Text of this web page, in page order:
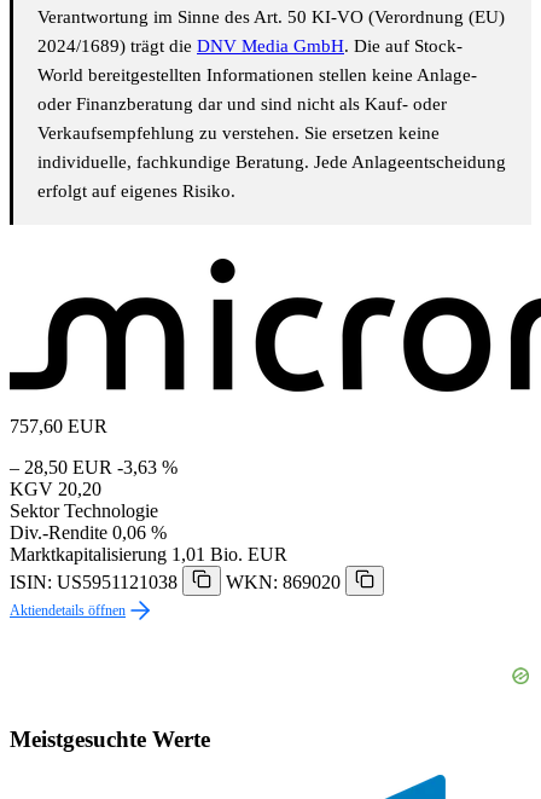
Verantwortung im Sinne des Art. 50 KI-VO (Verordnung (EU)
2024/1689) trägt die DNV Media GmbH. Die auf Stock-
World bereitgestellten Informationen stellen keine Anlage-
oder Finanzberatung dar und sind nicht als Kauf- oder
Verkaufsempfehlung zu verstehen. Sie ersetzen keine
individuelle, fachkundige Beratung. Jede Anlageentscheidung
erfolgt auf eigenes Risiko.
757,60 EUR
– 28,50 EUR -3,63 %
KGV 20,20
Sektor Technologie
Div.-Rendite 0,06 %
Marktkapitalisierung 1,01 Bio. EUR
ISIN: US5951121038
WKN: 869020
Aktiendetails öffnen
Meistgesuchte Werte